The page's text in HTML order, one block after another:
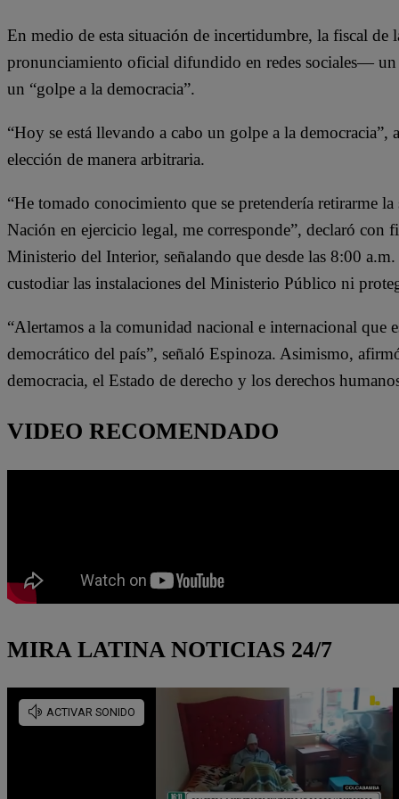
pronuncie
el TC, es
válido el
mandato de
del
En medio de esta situación de incertidumbre, la fiscal
pronunciamiento oficial difundido en redes sociales—
un “golpe a la democracia”.
“Hoy se está llevando a cabo un golpe a la
elección de manera arbitraria.
“He tomado conocimiento que se pretendería retirarme
Nación en ejercicio legal, me corresponde”, declaró con
Ministerio del Interior, señalando que desde las 8:00
custodiar las instalaciones del Ministerio Público ni
“Alertamos a la comunidad nacional e internacional que
democrático del país”, señaló Espinoza. Asimismo,
democracia, el Estado de derecho y los derechos
VIDEO RECOMENDADO
MIRA LATINA NOTICIAS 24/7